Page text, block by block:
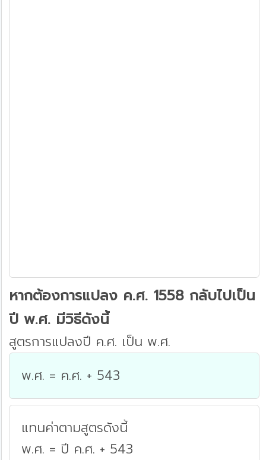
หากต้องการแปลง ค.ศ. 1558 กลับไปเป็น
ปี พ.ศ. มีวิธีดังนี้
สูตรการแปลงปี ค.ศ. เป็น พ.ศ.
พ.ศ. = ค.ศ. + 543
แทนค่าตามสูตรดังนี้
พ.ศ. = ปี ค.ศ. + 543